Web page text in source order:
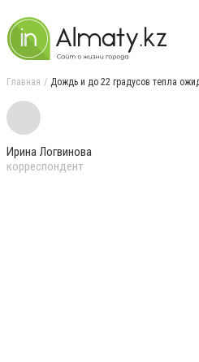
Главная Дождь и до 22 градусов тепла
Ирина Логвинова
корреспондент